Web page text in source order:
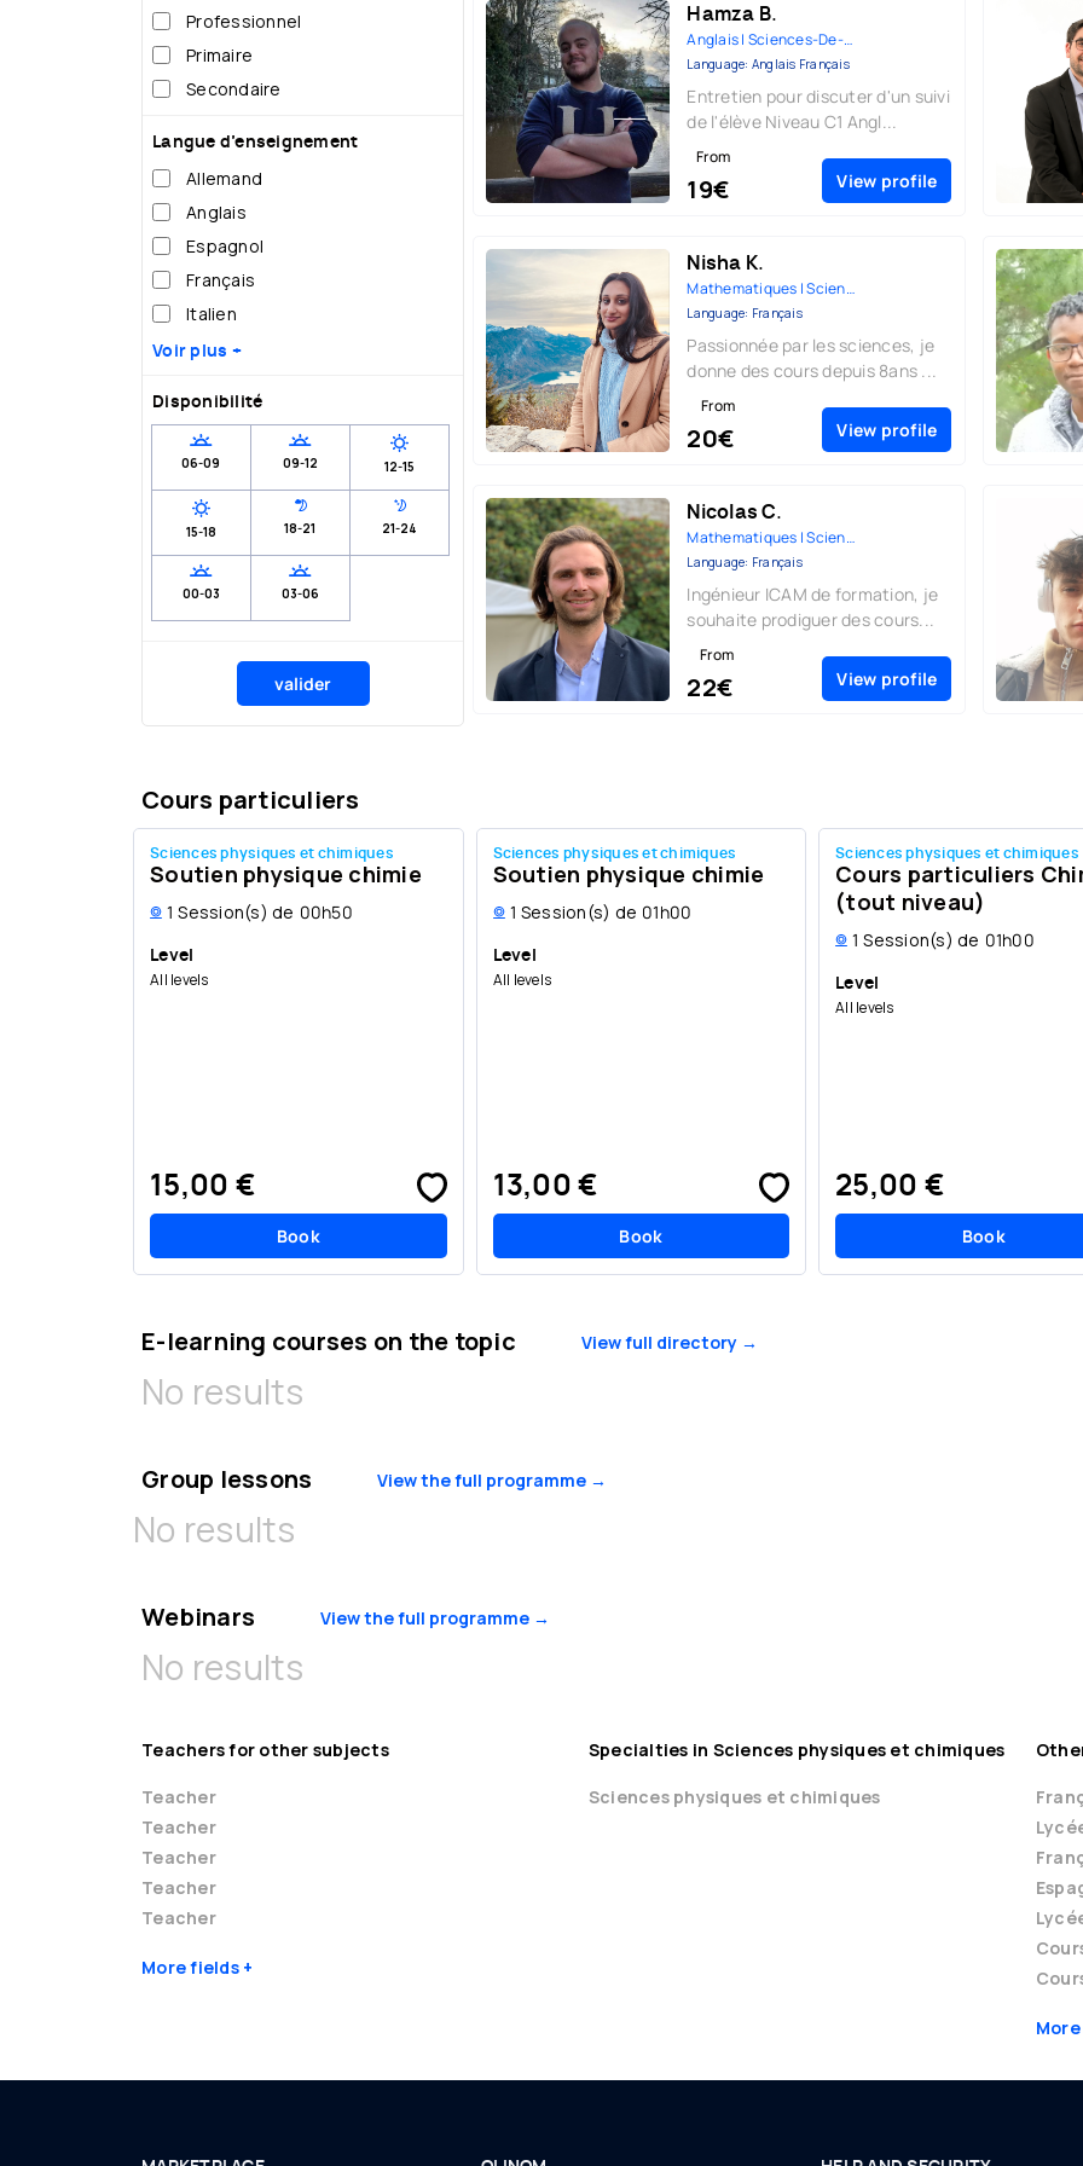
Professionnel
Primaire
Secondaire
Langue d’enseignement
Allemand
Anglais
Espagnol
Français
Italien
Voir plus +
Disponibilité
06-09 09-12 12-15
15-18 18-21 21-24
00-03 03-06
valider
Hamza B.
Anglais | Sciences-De-La-Vie-E...
Language: Anglais Français
Entretien pour discuter d'un suivi
de l'élève Niveau C1 Angl...
From
19€ View profile
Nisha K.
Mathematiques | Sciences-Physi...
Language: Français
Passionnée par les sciences, je
donne des cours depuis 8ans ...
From
20€ View profile
Nicolas C.
Mathematiques | Sciences-Physi...
Language: Français
Ingénieur ICAM de formation, je
souhaite prodiguer des cours...
From
22€ View profile
Cours particuliers
Sciences physiques et chimiques
Soutien physique chimie
1 Session(s) de 00h50
Level
All levels
15,00 €
Book
Sciences physiques et chimiques
Soutien physique chimie
1 Session(s) de 01h00
Level
All levels
13,00 €
Book
Sciences physiques et chimiques
Cours particuliers
(tout niveau)
1 Session(s) de 01h00
Level
All levels
25,00 €
Book
E-learning courses on the topic View full directory →
No results
Group lessons View the full programme →
No results
Webinars View the full programme →
No results
Teachers for other subjects
Teacher
Teacher
Teacher
Teacher
Teacher
More fields
Specialties in Sciences physiques et chimiques
Sciences physiques et chimiques